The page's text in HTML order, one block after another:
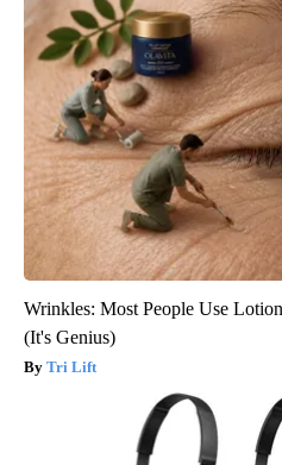
Wrinkles: Most People Use
(It's Genius)
Tri Lift